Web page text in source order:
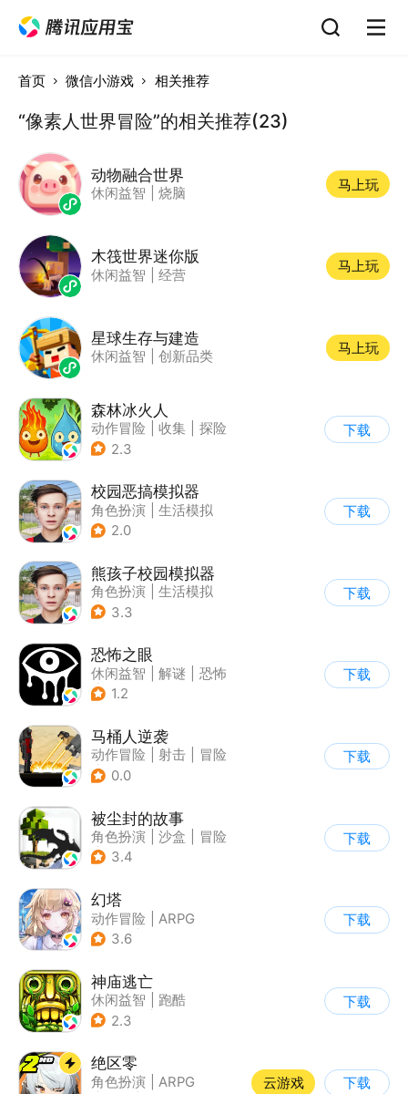
首页 微信小游戏 相关推荐
“像素人世界冒险”的相关推荐(23)
动物融合世界
休闲益智 烧脑
马上玩
木筏世界迷你版
休闲益智 经营
马上玩
星球生存与建造
休闲益智 创新品类
马上玩
森林冰火人
动作冒险 收集
探险
| 儿童游戏
2.3
下载
校园恶搞模拟器
角色扮演
生活模拟
| 写实
2.0
下载
熊孩子校园模拟器
角色扮演
生活模拟
| 写实
3.3
下载
恐怖之眼
休闲益智 解谜
恐怖
| 单机
1.2
下载
马桶人逆袭
动作冒险 射击
冒险
| 像素风
0.0
下载
被尘封的故事
角色扮演 沙盒
冒险
| 开放世界
3.4
下载
幻塔
动作冒险
ARPG
| 奇幻
3.6
下载
神庙逃亡
休闲益智
跑酷
| 欧美风
2.3
下载
绝区零
角色扮演
ARPG
云游戏 下载